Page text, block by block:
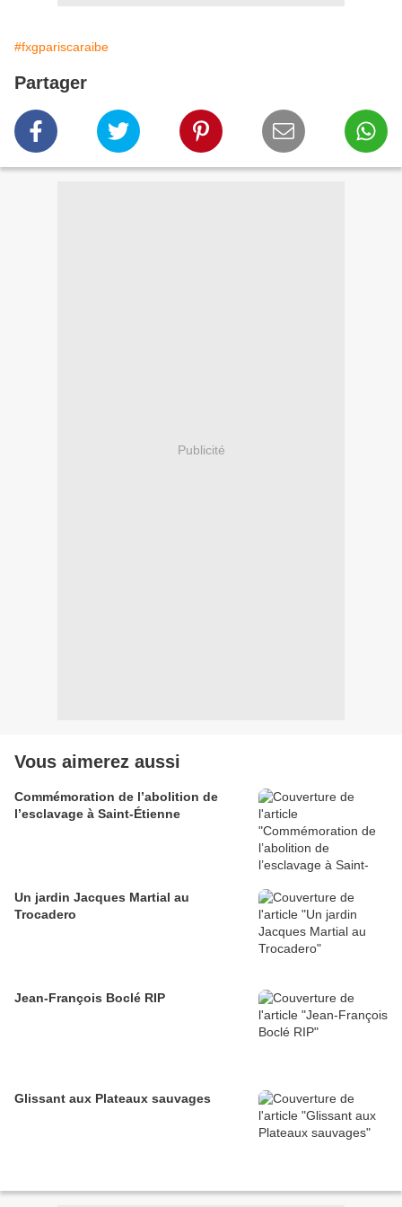
#fxgpariscaraibe
Partager
Publicité
Vous aimerez aussi
Commémoration de l’abolition de
l’esclavage à Saint-Étienne
Un jardin Jacques Martial au
Trocadero
Jean-François Boclé RIP
Glissant aux Plateaux sauvages